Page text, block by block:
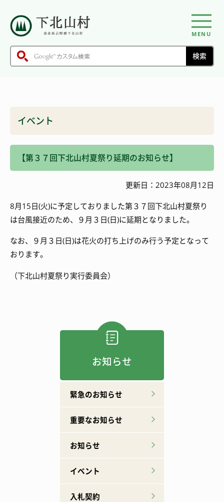
MENU
イベント
【第３７回下北山村夏祭り延期のお知らせ】
更新日：2023年08月12日
8月15日(火)に予定しておりました第３７回下北山村夏祭り
は台風接近のため、９月３日(日)に延期となりました。
なお、９月３日(日)は花火の打ち上げのみ行う予定となって
おります。
（下北山村夏祭り実行委員会）
お知らせ
緊急のお知らせ
重要なお知らせ
お知らせ
イベント
入札契約